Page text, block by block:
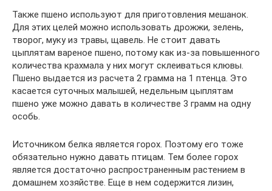
Также пшено используют для приготовления мешанок.
Для этих целей можно использовать дрожжи, зелень,
творог, муку из травы, щавель. Не стоит давать
цыплятам вареное пшено, потому как из-за повышенного
количества крахмала у них могут склеиваться клювы.
Пшено выдается из расчета 2 грамма на 1 птенца. Это
касается суточных малышей, недельным цыплятам
пшено уже можно давать в количестве 3 грамм на одну
особь.
Источником белка является горох. Поэтому его тоже
обязательно нужно давать птицам. Тем более горох
является достаточно распространенным растением в
домашнем хозяйстве. Еще в нем содержится лизин,